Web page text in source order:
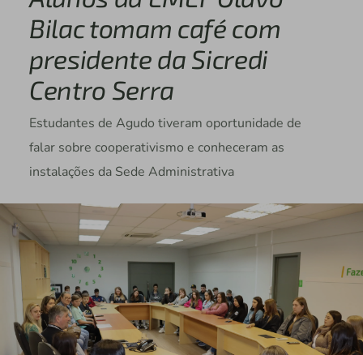
Bilac tomam café com
presidente da Sicredi
Centro Serra
Estudantes de Agudo tiveram oportunidade de
falar sobre cooperativismo e conheceram as
instalações da Sede Administrativa